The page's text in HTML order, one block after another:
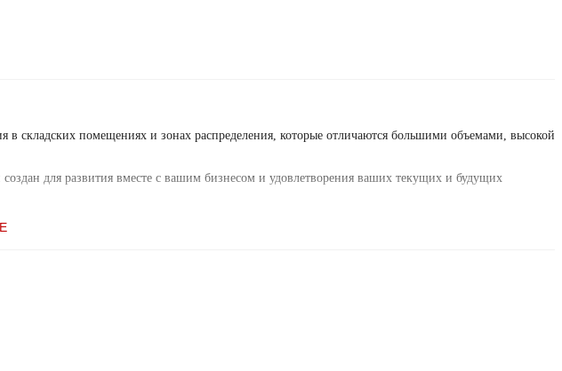
складских помещениях и зонах распределения, которые отличаются большими объемами, высокой
для развития вместе с вашим бизнесом и удовлетворения ваших текущих и будущих
высокую производительность считывания. Это повышает радиус считывания, что
Модель с 8 портами позволяет обеспечить работу большего числа грузовых ворот или точек
или бистатическом режиме.
рынке парком UHF RFID-устройств, хорошо зарекомендовавших себя практически во всех